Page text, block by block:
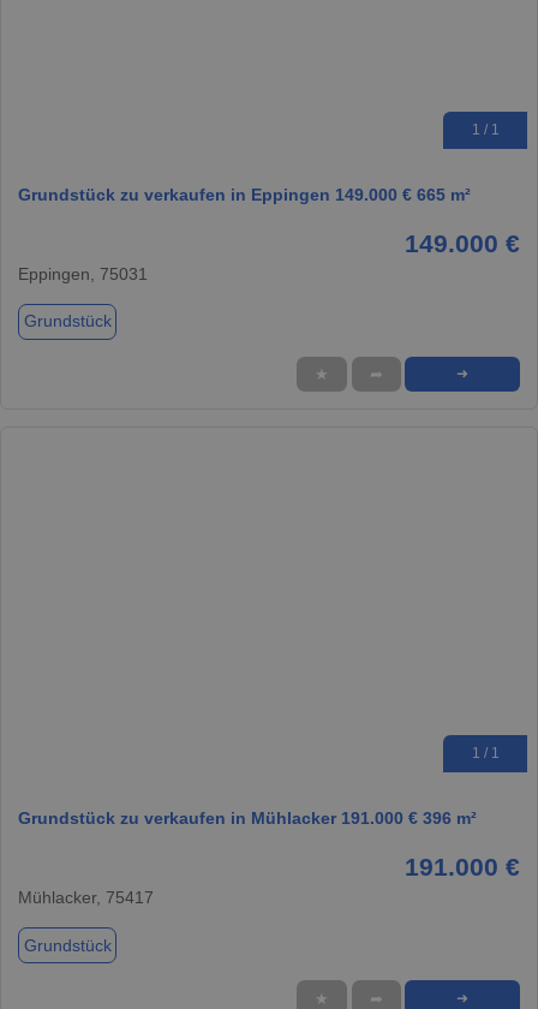
1 / 1
Grundstück zu verkaufen in Eppingen 149.000 € 665 m²
149.000 €
Eppingen, 75031
Grundstück
★ ➦ ➜
1 / 1
Grundstück zu verkaufen in Mühlacker 191.000 € 396 m²
191.000 €
Mühlacker, 75417
Grundstück
★ ➦ ➜